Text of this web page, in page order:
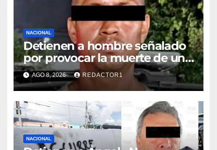
NACIONAL
Detienen a hombre señalado
por provocar la muerte de un
adulto mayor
AGO 8, 2026 REDACTOR1
NACIONAL